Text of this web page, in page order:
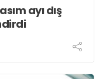
ayı dış